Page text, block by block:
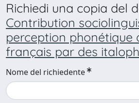
Richiedi una copia del
Contribution
perception phonétique
français par des
Nome del richiedente